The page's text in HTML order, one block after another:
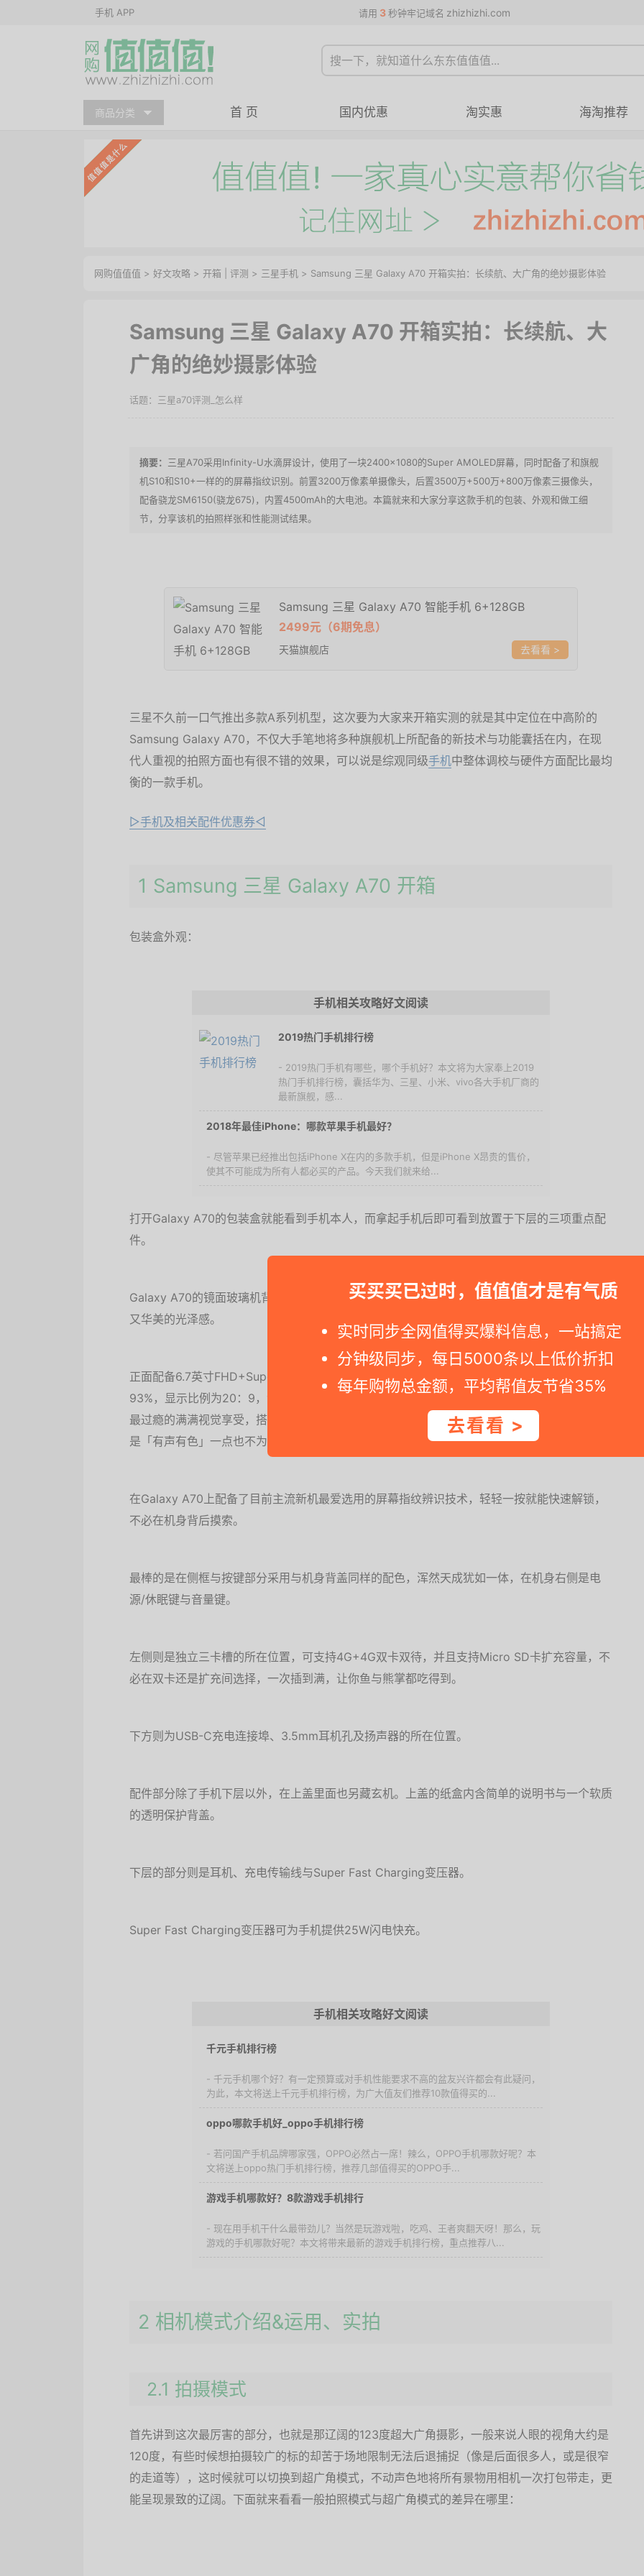
手机 APP 请用 3 秒钟牢记域名 zhizhizhi.com
商品分类 首 页 国内优惠 淘实惠 海淘推荐
买买买已过时，值值值才是有气质
实时同步全网值得买爆料信息，一站搞定
分钟级同步，每日5000条以上低价折扣
每年购物总金额，平均帮值友节省35%
去看看 >
网购值值值 > 好文攻略 > 开箱 评测 > 三星手机 > Samsung 三星 Galaxy A70 开箱实拍：长续航、大广角的绝妙摄影体验
Samsung 三星 Galaxy A70 开箱实拍：长续航、大
广角的绝妙摄影体验
三星a70评测_怎么样
三星A70采用Infinity-U水滴屏设计，使用了一块2400×1080的Super AMOLED屏幕，同时配备了和旗舰
机S10和S10+一样的的屏幕指纹识别。前置3200万像素单摄像头，后置3500万+500万+800万像素三摄像头，
配备骁龙SM6150(骁龙675)，内置4500mAh的大电池。本篇就来和大家分享这款手机的包装、外观和做工细
节，分享该机的拍照样张和性能测试结果。
Samsung 三星 Galaxy A70 智能手机 6+128GB
2499元（6期免息）
天猫旗舰店 >
三星不久前一口气推出多款A系列机型，这次要为大家来开箱实测的就是其中定位在中高阶的
Samsung Galaxy A70，不仅大手笔地将多种旗舰机上所配备的新技术与功能囊括在内，在现
代人重视的拍照方面也有很不错的效果，可以说是综观同级手机中整体调校与硬件方面配比最均
衡的一款手机。
▷手机及相关配件优惠券◁
1 Samsung 三星 Galaxy A70 开箱
包装盒外观：
手机相关攻略好文阅读
2019热门手机排行榜
- 2019热门手机有哪些，哪个手机好？本文将为大家奉上2019
热门手机排行榜，囊括华为、三星、小米、vivo各大手机厂商的
最新旗舰，感...
2018年最佳iPhone：哪款苹果手机最好？
- 尽管苹果已经推出包括iPhone X在内的多款手机，但是iPhone X昂贵的售价，
使其不可能成为所有人都必买的产品。今天我们就来给...
打开Galaxy A70的包装盒就能看到手机本人，而拿起手机后即可看到放置于下层的三项重点配
件。
Galaxy A70的镜面玻璃机背手感非常滑顺，随着光线折射的角度不同，散发出如珠母贝内敛却
又华美的光泽感。
正面配备6.7英寸FHD+Super AMOLED U极限全屏幕，近乎无边框的设计让屏幕占比超过
93%，显示比例为20：9，色彩饱和，对比清晰，细节更丰富，用来看Netflix影片、追剧给你
最过瘾的满满视觉享受，搭配耳机或连接蓝牙耳机、喇叭，还可享用Dolby立体声环绕音效，说
是「有声有色」一点也不为过。
在Galaxy A70上配备了目前主流新机最爱选用的屏幕指纹辨识技术，轻轻一按就能快速解锁，
不必在机身背后摸索。
最棒的是在侧框与按键部分采用与机身背盖同样的配色，浑然天成犹如一体，在机身右侧是电
源/休眠键与音量键。
左侧则是独立三卡槽的所在位置，可支持4G+4G双卡双待，并且支持Micro SD卡扩充容量，不
必在双卡还是扩充间选择，一次插到满，让你鱼与熊掌都吃得到。
下方则为USB-C充电连接埠、3.5mm耳机孔及扬声器的所在位置。
配件部分除了手机下层以外，在上盖里面也另藏玄机。上盖的纸盒内含简单的说明书与一个软质
的透明保护背盖。
下层的部分则是耳机、充电传输线与Super Fast Charging变压器。
Super Fast Charging变压器可为手机提供25W闪电快充。
手机相关攻略好文阅读
千元手机排行榜
- 千元手机哪个好？有一定预算或对手机性能要求不高的盆友兴许都会有此疑问，
为此，本文将送上千元手机排行榜，为广大值友们推荐10款值得买的...
oppo哪款手机好_oppo手机排行榜
- 若问国产手机品牌哪家强，OPPO必然占一席！辣么，OPPO手机哪款好呢？本
文将送上oppo热门手机排行榜，推荐几部值得买的OPPO手...
游戏手机哪款好？8款游戏手机排行
- 现在用手机干什么最带劲儿？当然是玩游戏啦，吃鸡、王者爽翻天呀！那么，玩
游戏的手机哪款好呢？本文将带来最新的游戏手机排行榜，重点推荐八...
2 相机模式介绍&运用、实拍
2.1 拍摄模式
首先讲到这次最厉害的部分，也就是那辽阔的123度超大广角摄影，一般来说人眼的视角大约是
120度，有些时候想拍摄较广的标的却苦于场地限制无法后退捕捉（像是后面很多人，或是很窄
的走道等），这时候就可以切换到超广角模式，不动声色地将所有景物用相机一次打包带走，更
能呈现景致的辽阔。下面就来看看一般拍照模式与超广角模式的差异在哪里：